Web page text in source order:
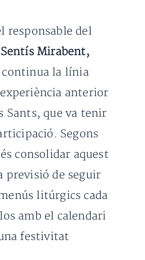
responsable del
Mirabent,
continua la línia
anterior
Sants, que va tenir
Segons
consolidar aquest
previsió de seguir
litúrgics cada
amb el calendari
festivitat